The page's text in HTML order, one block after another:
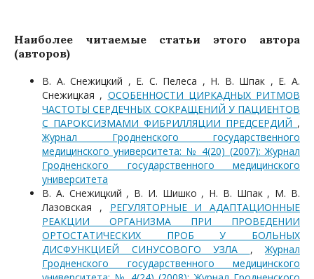
Наиболее читаемые статьи этого автора
(авторов)
В. А. Снежицкий , Е. С. Пелеса , Н. В. Шпак , Е. А.
Снежицкая , ОСОБЕННОСТИ ЦИРКАДНЫХ РИТМОВ
ЧАСТОТЫ СЕРДЕЧНЫХ СОКРАЩЕНИЙ У ПАЦИЕНТОВ
С ПАРОКСИЗМАМИ ФИБРИЛЛЯЦИИ ПРЕДСЕРДИЙ ,
Журнал Гродненского государственного
медицинского университета: № 4(20) (2007): Журнал
Гродненского государственного медицинского
университета
В. А. Снежицкий , В. И. Шишко , Н. В. Шпак , М. В.
Лазовская , РЕГУЛЯТОРНЫЕ И АДАПТАЦИОННЫЕ
РЕАКЦИИ ОРГАНИЗМА ПРИ ПРОВЕДЕНИИ
ОРТОСТАТИЧЕСКИХ ПРОБ У БОЛЬНЫХ
ДИСФУНКЦИЕЙ СИНУСОВОГО УЗЛА ,Журнал
Гродненского государственного медицинского